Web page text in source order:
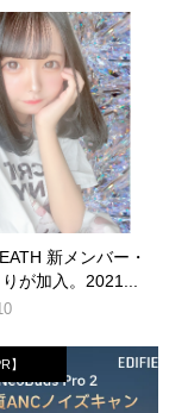
新メンバー・
が加入。2021...
】